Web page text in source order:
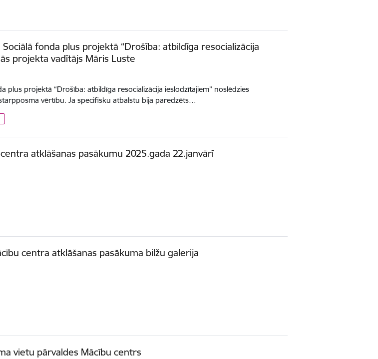
fonda plus projektā “Drošība: atbildīga resocializācija
projekta vadītājs Māris Luste
plus projektā “Drošība: atbildīga resocializācija ieslodzītajiem” noslēdzies
vērtību. Ja specifisku atbalstu bija paredzēts…
atklāšanas pasākumu 2025.gada 22.janvārī
centra atklāšanas pasākuma bilžu galerija
vietu pārvaldes Mācību centrs